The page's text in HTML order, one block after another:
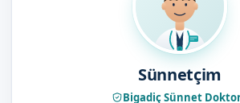
Sünnetçim
Bigadiç Sünnet